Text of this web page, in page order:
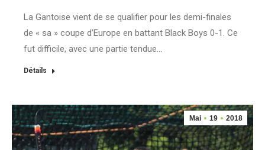
La Gantoise vient de se qualifier pour les demi-finales
de « sa » coupe d’Europe en battant Black Boys 0-1. Ce
fut difficile, avec une partie tendue…
Détails
Mai 19 2018